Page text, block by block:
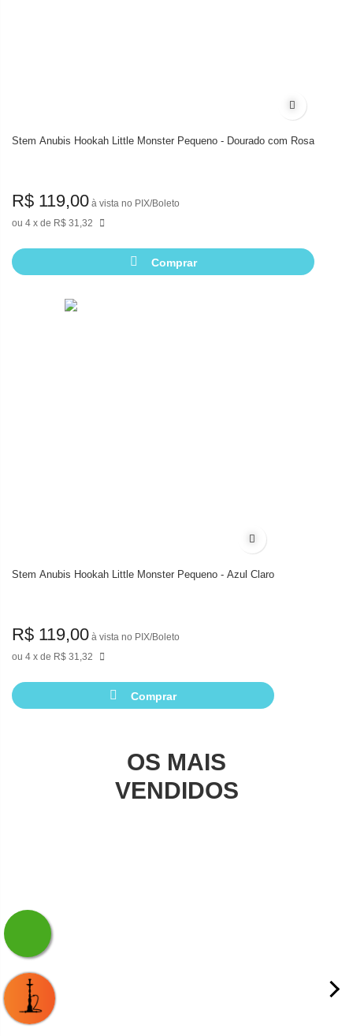
Adicionar
Stem Anubis Hookah Little Monster Pequeno - Dourado com Rosa
4 de R$ 31,32
R$ 119,00 à vista no PIX/Boleto
Comprar
Adicionar à lista de
Stem Anubis Hookah Little Monster Pequeno - Azul Claro
4 de R$ 31,32
R$ 119,00 à vista no PIX/Boleto
Comprar
OS MAIS
VENDIDOS